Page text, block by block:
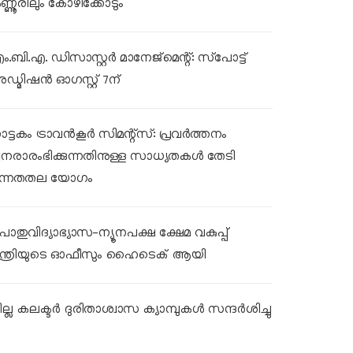
കോഴിക്കോടും
ഡിസാസ്റ്റർ മാനേജ്‌മെന്റ്: സ്‌പോട്ട്
ഓഗസ്റ്റ് 7ന്
ട്രാവൻകൂർ സിമന്റ്‌സ്: പ്രവർത്തനം
സാധ്യതകൾ തേടി
യോഗം
ന്യൂനപക്ഷ ക്ഷേമ വകുപ്പ്
ഓഫീസും ഹൈടെക് ആയി
കലക്ടര്‍ ദുരിതാശ്വാസ ക്യാമ്പുകള്‍ സന്ദര്‍ശിച്ചു